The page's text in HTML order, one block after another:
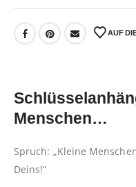
AUF
Menschen…
Spruch: „Kleine
Deins!“